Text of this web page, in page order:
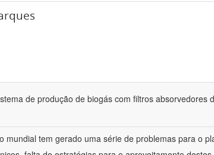
de produção de biogás com filtros absorvedores
mundial tem gerado uma série de problemas para o